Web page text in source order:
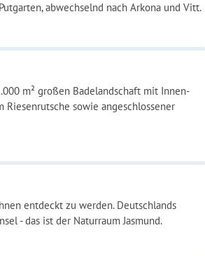
abwechselnd nach Arkona und Vitt.
m² großen Badelandschaft mit Innen-
sowie angeschlossener
entdeckt zu werden. Deutschlands
- das ist der Naturraum Jasmund.